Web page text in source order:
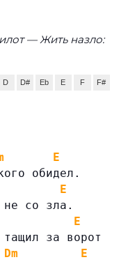
— Жить назло:
D D# Eb E F F#
E
обидел.
E
не со зла.
E
за ворот
Dm
E